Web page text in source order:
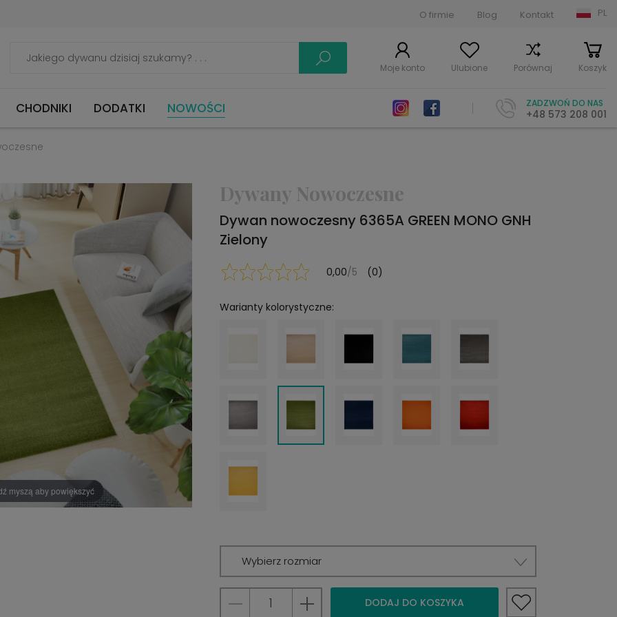
O firmie Blog Kontakt PL
Moje konto Ulubione Porównaj Koszyk
CHODNIKI DODATKI NOWOŚCI ZADZWOŃ DO NAS
+48 573 208 001
myszą aby powiększyć
Dywany Nowoczesne
Dywan nowoczesny 6365A GREEN MONO GNH
Zielony
0,00/5 (0)
Warianty kolorystyczne:
Wybierz rozmiar
DODAJ DO KOSZYKA